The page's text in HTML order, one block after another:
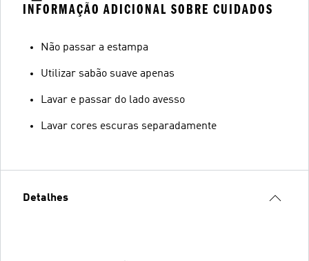
INFORMAÇÃO ADICIONAL SOBRE CUIDADOS
Não passar a estampa
Utilizar sabão suave apenas
Lavar e passar do lado avesso
Lavar cores escuras separadamente
Detalhes